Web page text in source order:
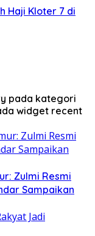
Haji Kloter 7 di
pada kategori
widget recent
Zulmi Resmi
Sampaikan